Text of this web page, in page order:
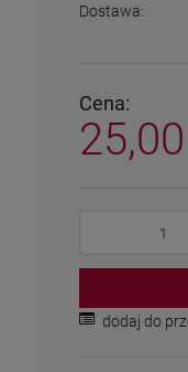
Dostawa:
Cena nie zawiera
Cena:
25,00
dodaj do